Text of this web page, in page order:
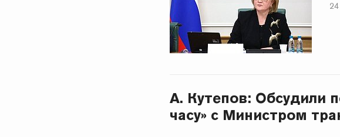
А. Кутепов: Обсудили
часу» с Министром